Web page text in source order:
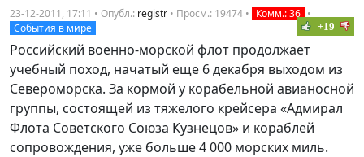
23-12-2011, 17:11 • Опубл.: registr • Просм.: 19474 • Комм.: 36 •
События в мире
+19
Российский военно-морской флот продолжает
учебный поход, начатый еще 6 декабря выходом из
Североморска. За кормой у корабельной авианосной
группы, состоящей из тяжелого крейсера «Адмирал
Флота Советского Союза Кузнецов» и кораблей
сопровождения, уже больше 4 000 морских миль.